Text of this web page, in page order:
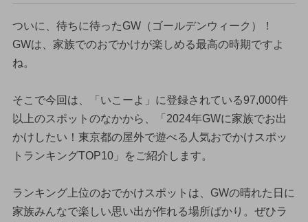
ついに、待ちに待ったGW（ゴールデンウィーク）！
GWは、家族でのおでかけが楽しめる最高の時期ですよ
ね。
そこで今回は、「いこーよ」に登録されている97,000件
以上のスポットのなかから、「2024年GWに家族でお出
かけしたい！東京都の屋外で遊べる人気おでかけスポッ
トランキングTOP10」をご紹介します。
ランキング上位のおでかけスポットは、GWの晴れた日に
家族みんなで楽しい思い出が作れる場所ばかり。ぜひラ